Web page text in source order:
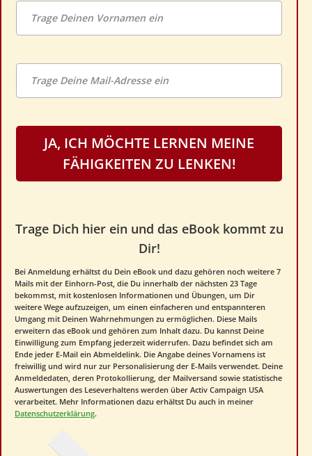
JA, ICH MÖCHTE LERNEN MEINE
FÄHIGKEITEN ZU LENKEN!
Trage Dich hier ein und das eBook kommt zu
Dir!
Bei Anmeldung erhältst du Dein eBook und dazu gehören noch weitere 7
Mails mit der Einhorn-Post, die Du innerhalb der nächsten 23 Tage
bekommst, mit kostenlosen Informationen und Übungen, um Dir
weitere Wege aufzuzeigen, um einen einfacheren und entspannteren
Umgang mit Deinen Wahrnehmungen zu ermöglichen. Diese Mails
erweitern das eBook und gehören zum Inhalt dazu. Du kannst Deine
Einwilligung zum Empfang jederzeit widerrufen. Dazu befindet sich am
Ende jeder E-Mail ein Abmeldelink. Die Angabe deines Vornamens ist
freiwillig und wird nur zur Personalisierung der E-Mails verwendet. Deine
Anmeldedaten, deren Protokollierung, der Mailversand sowie statistische
Auswertungen des Leseverhaltens werden über Activ Campaign USA
verarbeitet. Mehr Informationen dazu erhältst Du auch in meiner
Datenschutzerklärung.